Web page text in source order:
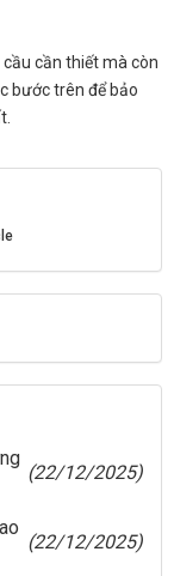
cần thiết mà còn
bước trên để bảo
(22/12/2025)
(22/12/2025)